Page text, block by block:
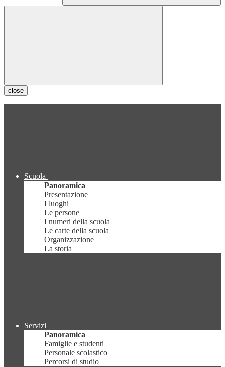
close
Scuola
Panoramica
Presentazione
I luoghi
Le persone
I numeri della scuola
Le carte della scuola
Organizzazione
La storia
Servizi
Panoramica
Famiglie e studenti
Personale scolastico
Percorsi di studio